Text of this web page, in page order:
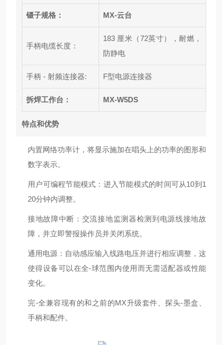
镊子规格： MX-云台
手柄电缆长度：
183 厘米（72英寸），耐燃，
防静电
手柄 - 射频连接器: F型电源连接器
拆焊工作台： MX-W5DS
特点和优势
内置网络功率计，将显示施加在唱头上的功率的图形和
数字表示。
用户可编程节能模式：进入节能模式的时间可从10到1
20分钟内调整。
接地故障中断：交流接地监测器检测到电源线接地故
障，并立即警报操作员并关闭系统。
通用电源：自动感应输入线路电压并进行相应调整，这
使得设备可以在全-球范围内使用而无需适配器或性能
变化。
完-全兼容现有的和之前的MX升级套件、探头-墨盒、
手柄和配件。